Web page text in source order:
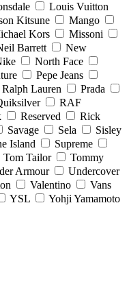
Louis Vuitton
Kitsune
Mango
Kors
Missoni
Barrett
New
North Face
Pepe Jeans
Lauren
Prada
RAF
Reserved
Rick
Savage Sela
Sisley
Island
Supreme
Tom Tailor
Tommy
Armour
Undercover
Valentino
Vans
YSL
Yohji Yamamoto